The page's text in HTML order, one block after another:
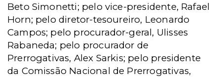
Beto Simonetti; pelo vice-presidente, Rafael
Horn; pelo diretor-tesoureiro, Leonardo
Campos; pelo procurador-geral, Ulisses
Rabaneda; pelo procurador de
Prerrogativas, Alex Sarkis; pelo presidente
da Comissão Nacional de Prerrogativas,